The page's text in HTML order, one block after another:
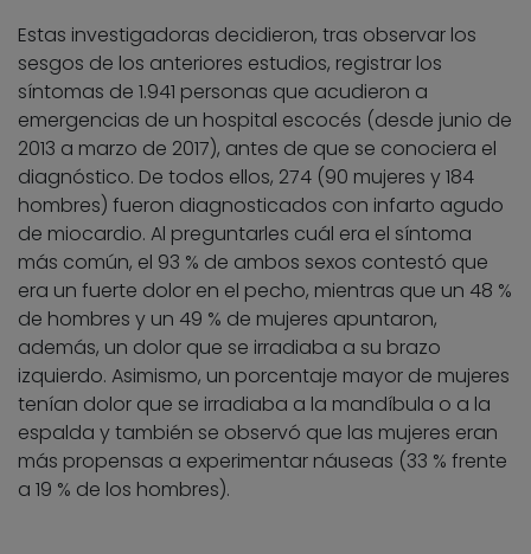
Estas investigadoras decidieron, tras observar los
sesgos de los anteriores estudios, registrar los
síntomas de 1.941 personas que acudieron a
emergencias de un hospital escocés (desde junio de
2013 a marzo de 2017), antes de que se conociera el
diagnóstico. De todos ellos, 274 (90 mujeres y 184
hombres) fueron diagnosticados con infarto agudo
de miocardio. Al preguntarles cuál era el síntoma
más común, el 93 % de ambos sexos contestó que
era un fuerte dolor en el pecho, mientras que un 48 %
de hombres y un 49 % de mujeres apuntaron,
además, un dolor que se irradiaba a su brazo
izquierdo. Asimismo, un porcentaje mayor de mujeres
tenían dolor que se irradiaba a la mandíbula o a la
espalda y también se observó que las mujeres eran
más propensas a experimentar náuseas (33 % frente
a 19 % de los hombres).